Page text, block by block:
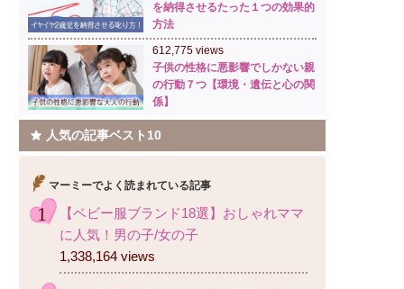
を納得させるたった１つの効果的
方法
612,775 views
子供の性格に悪影響でしかない親
の行動７つ【環境・遺伝と心の関
係】
人気の記事ベスト10
マーミーでよく読まれている記事
【ベビー服ブランド18選】おしゃれママ
に人気！男の子/女の子
1,338,164 views